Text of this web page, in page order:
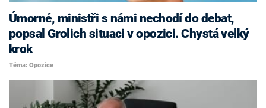
Úmorné, ministři s námi nechodí do debat,
popsal Grolich situaci v opozici. Chystá velký
krok
Téma: Opozice